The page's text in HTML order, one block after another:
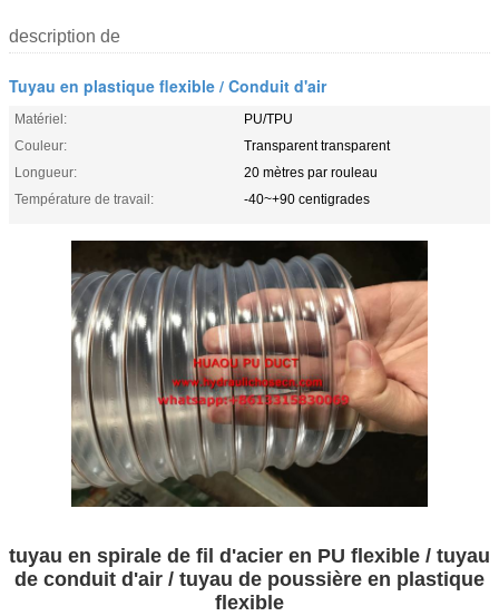
description de
Tuyau en plastique flexible / Conduit d'air
Matériel:
PU/TPU
Couleur:
Transparent transparent
Longueur:
20 mètres par rouleau
Température de travail:
-40~+90 centigrades
tuyau en spirale de fil d'acier en PU flexible / tuyau
de conduit d'air / tuyau de poussière en plastique
flexible